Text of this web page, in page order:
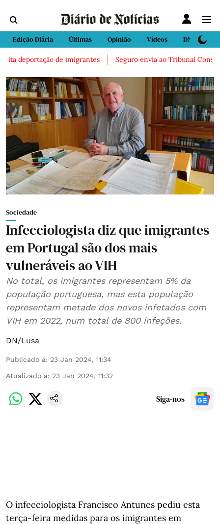
Edição Diária Últimas Opinião Vídeos DN Sport
deportação de imigrantes Seguro envia ao Tribunal
Sociedade
Infecciologista diz que imigrantes
em Portugal são dos mais
vulneráveis ao VIH
No total, os imigrantes representam 5% da
população portuguesa, mas esta população
representam metade dos novos infetados com
VIH em 2022, num total de 800 infeções.
DN/Lusa
Publicado a: 23 Jan 2024, 11:34
Atualizado a: 23 Jan 2024, 11:32
Siga-nos
O infecciologista Francisco Antunes pediu esta
terça-feira medidas para os imigrantes em